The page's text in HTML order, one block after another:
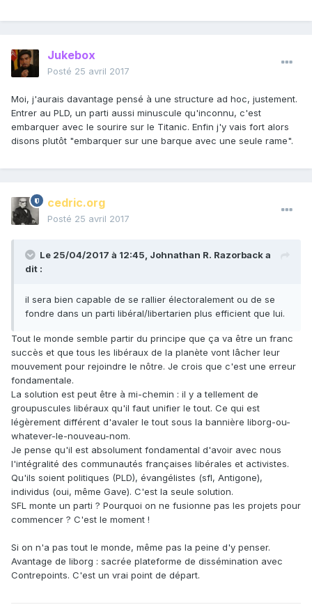
Jukebox
Posté 25 avril 2017
Moi, j'aurais davantage pensé à une structure ad hoc, justement.
Entrer au PLD, un parti aussi minuscule qu'inconnu, c'est
embarquer avec le sourire sur le Titanic. Enfin j'y vais fort alors
disons plutôt "embarquer sur une barque avec une seule rame".
cedric.org
Posté 25 avril 2017
Le 25/04/2017 à 12:45, Johnathan R. Razorbacka
dit :
il sera bien capable de se rallier électoralement ou de se
fondre dans un parti libéral/libertarien plus efficient que lui.
Tout le monde semble partir du principe que ça va être un franc
succès et que tous les libéraux de la planète vont lâcher leur
mouvement pour rejoindre le nôtre. Je crois que c'est une erreur
fondamentale.
La solution est peut être à mi-chemin : il y a tellement de
groupuscules libéraux qu'il faut unifier le tout. Ce qui est
légèrement différent d'avaler le tout sous la bannière liborg-ou-
whatever-le-nouveau-nom.
Je pense qu'il est absolument fondamental d'avoir avec nous
l'intégralité des communautés françaises libérales et activistes.
Qu'ils soient politiques (PLD), évangélistes (sfl, Antigone),
individus (oui, même Gave). C'est la seule solution.
SFL monte un parti ? Pourquoi on ne fusionne pas les projets pour
commencer ? C'est le moment !
Si on n'a pas tout le monde, même pas la peine d'y penser.
Avantage de liborg : sacrée plateforme de dissémination avec
Contrepoints. C'est un vrai point de départ.